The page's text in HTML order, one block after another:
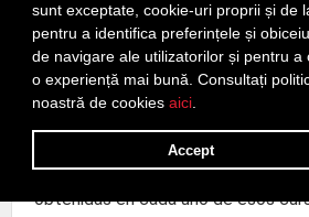
sunt exceptate, cookie-uri proprii și de
pentru a identifica preferințele și
de navigare ale utilizatorilor și pentru a
o experiență mai bună. Consultați
noastră de cookies aici.
Accept
Haz clic en el apartado
Haz clic en la pestañaInforme
ventana que se abre.
Al instante se muestra una lista
en los que estás matriculado y las
obtenidas en cada uno de esos